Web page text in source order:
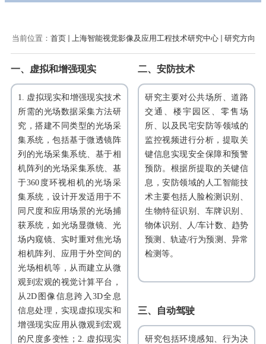
当前位置： 首页 上海智能视觉影像及应用工程技术研究中心 研究方向
一、虚拟和增强现实
1. 虚拟现实和增强现实技术
所需的光场数据采集方法研
究，搭建不同类型的光场采
集系统，包括基于微透镜阵
列的光场采集系统、基于相
机阵列的光场采集系统、基
于360度环视相机的光场采
集系统，设计开发适用于不
同尺度和应用场景的光场捕
获系统，如光场显微镜、光
场内窥镜、实时重对焦光场
相机阵列、应用于外空间的
光场相机等，从而建立从微
观到宏观的视觉计算平台，
从2D图像信息跨入3D全息
信息处理，实现虚拟现实和
增强现实应用从微观到宏观
的尺度多变性；2. 虚拟现实
二、安防技术
研究主要对公共场所、道路
交通、楼宇园区、零售场
所、以及民宅安防等领域的
监控视频进行分析，提取关
键信息实现安全保障和预警
预防。根据所提取的关键信
息，安防领域的人工智能技
术主要包括人脸检测识别、
生物特征识别、车牌识别、
物体识别、人/车计数、趋势
预测、轨迹/行为预测、异常
检测等。
三、自动驾驶
研究包括环境感知、行为决